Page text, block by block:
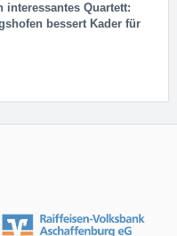
in­ter­es­san­tes Quar­tett:
bessert Kader für